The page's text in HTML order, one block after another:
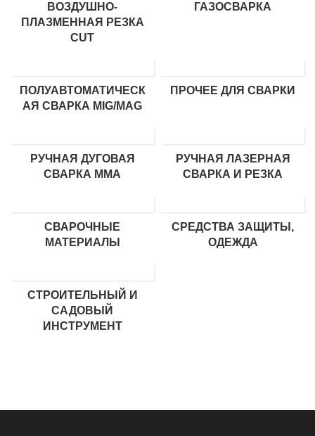
ВОЗДУШНО-
ПЛАЗМЕННАЯ РЕЗКА
CUT
ГАЗОСВАРКА
ПОЛУАВТОМАТИЧЕСК
АЯ СВАРКА MIG/MAG
ПРОЧЕЕ ДЛЯ СВАРКИ
РУЧНАЯ ДУГОВАЯ
СВАРКА MMA
РУЧНАЯ ЛАЗЕРНАЯ
СВАРКА И РЕЗКА
СВАРОЧНЫЕ
МАТЕРИАЛЫ
СРЕДСТВА ЗАЩИТЫ,
ОДЕЖДА
СТРОИТЕЛЬНЫЙ И
САДОВЫЙ
ИНСТРУМЕНТ